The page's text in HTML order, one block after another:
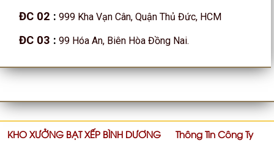
ĐC 02 : 999 Kha Vạn Cân, Quận Thủ Đức, HCM
ĐC 03 : 99 Hóa An, Biên Hòa Đồng Nai.
KHO XƯỞNG BẠT XẾP BÌNH DƯƠNG
Thông Tin Công Ty